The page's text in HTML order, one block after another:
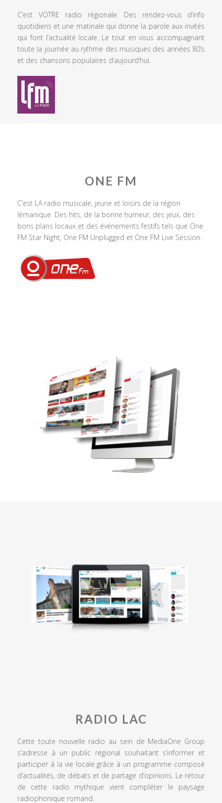
C’est VOTRE radio régionale. Des rendez-vous d’info
quotidiens et une matinale qui donne la parole aux invités
qui font l’actualité locale. Le tout en vous accompagnant
toute la journée au rythme des musiques des années 80’s
et des chansons populaires d’aujourd’hui.
ONE FM
C’est LA radio musicale, jeune et loisirs de la région
lémanique. Des hits, de la bonne humeur, des jeux, des
bons plans locaux et des événements festifs tels que One
FM Star Night, One FM Unplugged et One FM Live Session.
RADIO LAC
Cette toute nouvelle radio au sein de MediaOne Group
s’adresse à un public régional souhaitant s’informer et
participer à la vie locale grâce à un programme composé
d’actualités, de débats et de partage d’opinions. Le retour
de cette radio mythique vient compléter le paysage
radiophonique romand.